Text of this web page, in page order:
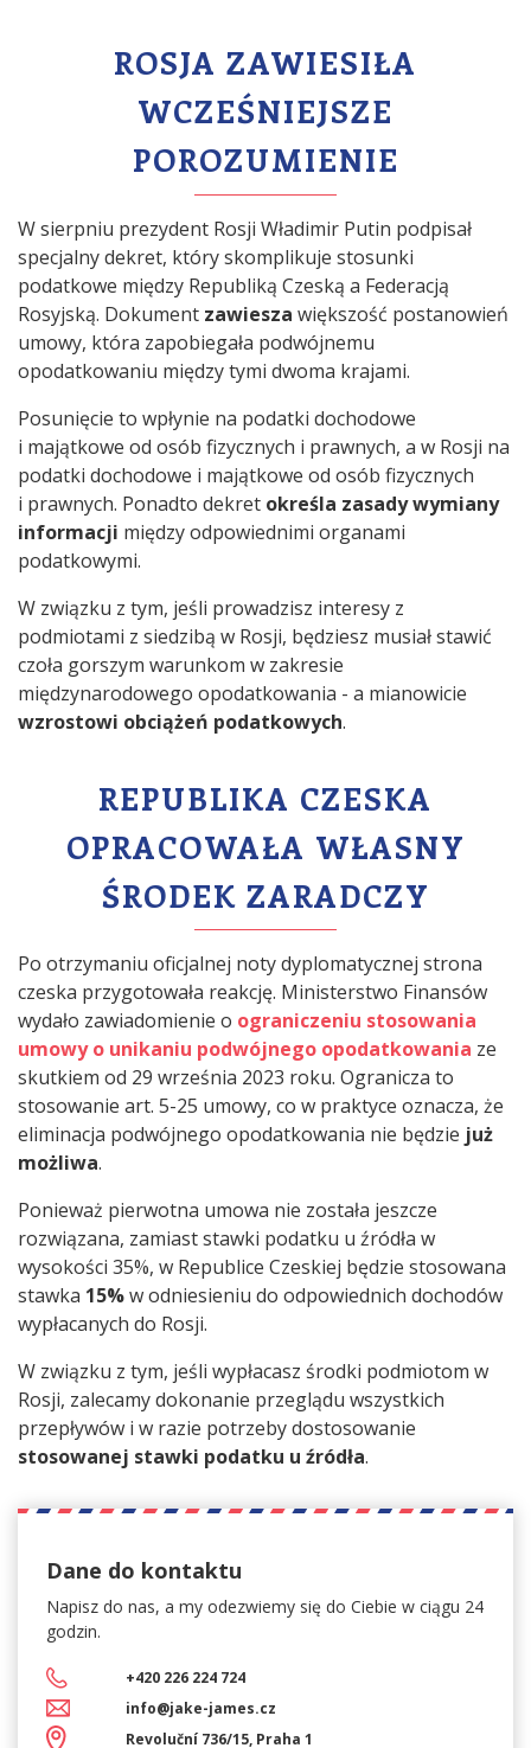
ROSJA ZAWIESIŁA
WCZEŚNIEJSZE
POROZUMIENIE
W sierpniu prezydent Rosji Władimir Putin podpisał
specjalny dekret, który skomplikuje stosunki
podatkowe między Republiką Czeską a Federacją
Rosyjską. Dokument zawiesza większość postanowień
umowy, która zapobiegała podwójnemu
opodatkowaniu między tymi dwoma krajami.
Posunięcie to wpłynie na podatki dochodowe
i majątkowe od osób fizycznych i prawnych, a w Rosji na
podatki dochodowe i majątkowe od osób fizycznych
i prawnych. Ponadto dekret określa zasady wymiany
informacji między odpowiednimi organami
podatkowymi.
W związku z tym, jeśli prowadzisz interesy z
podmiotami z siedzibą w Rosji, będziesz musiał stawić
czoła gorszym warunkom w zakresie
międzynarodowego opodatkowania - a mianowicie
wzrostowi obciążeń podatkowych.
REPUBLIKA CZESKA
OPRACOWAŁA WŁASNY
ŚRODEK ZARADCZY
Po otrzymaniu oficjalnej noty dyplomatycznej strona
czeska przygotowała reakcję. Ministerstwo Finansów
wydało zawiadomienie o ograniczeniu stosowania
umowy o unikaniu podwójnego opodatkowania ze
skutkiem od 29 września 2023 roku. Ogranicza to
stosowanie art. 5-25 umowy, co w praktyce oznacza, że
eliminacja podwójnego opodatkowania nie będzie już
możliwa.
Ponieważ pierwotna umowa nie została jeszcze
rozwiązana, zamiast stawki podatku u źródła w
wysokości 35%, w Republice Czeskiej będzie stosowana
stawka 15%w odniesieniu do odpowiednich dochodów
wypłacanych do Rosji.
W związku z tym, jeśli wypłacasz środki podmiotom w
Rosji, zalecamy dokonanie przeglądu wszystkich
przepływów i w razie potrzeby dostosowanie
stosowanej stawki podatku u źródła.
Dane do kontaktu
Napisz do nas, a my odezwiemy się do Ciebie w ciągu 24
godzin.
+420 226 224 724
info@jake-james.cz
Revoluční 736/15, Praha 1